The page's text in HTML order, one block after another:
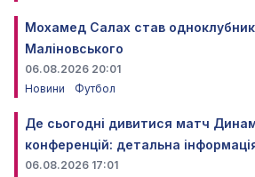
Мохамед Салах став
Маліновського
06.08.2026 20:01
Новини
Футбол
Де сьогодні дивитися матч
конференцій: детальна
06.08.2026 17:01